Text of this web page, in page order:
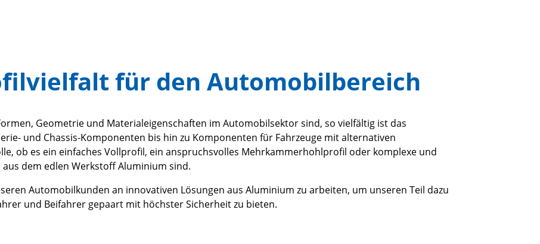
für den Automobilbereich
Geometrie und Materialeigenschaften im Automobilsektor sind, so vielfältig ist das
und Chassis-Komponenten bis hin zu Komponenten für Fahrzeuge mit alternativen
ob es ein einfaches Vollprofil, ein anspruchsvolles Mehrkammerhohlprofil oder komplexe und
dem edlen Werkstoff Aluminium sind.
Automobilkunden an innovativen Lösungen aus Aluminium zu arbeiten, um unseren Teil dazu
und Beifahrer gepaart mit höchster Sicherheit zu bieten.